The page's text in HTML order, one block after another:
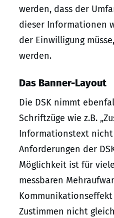
werden, dass der
dieser Informationen
der Einwilligung
werden.
Das Banner-Layout
Die DSK nimmt
Schriftzüge wie z.B.
Informationstext nicht
Anforderungen der
Möglichkeit ist für
messbaren
Zustimmen nicht